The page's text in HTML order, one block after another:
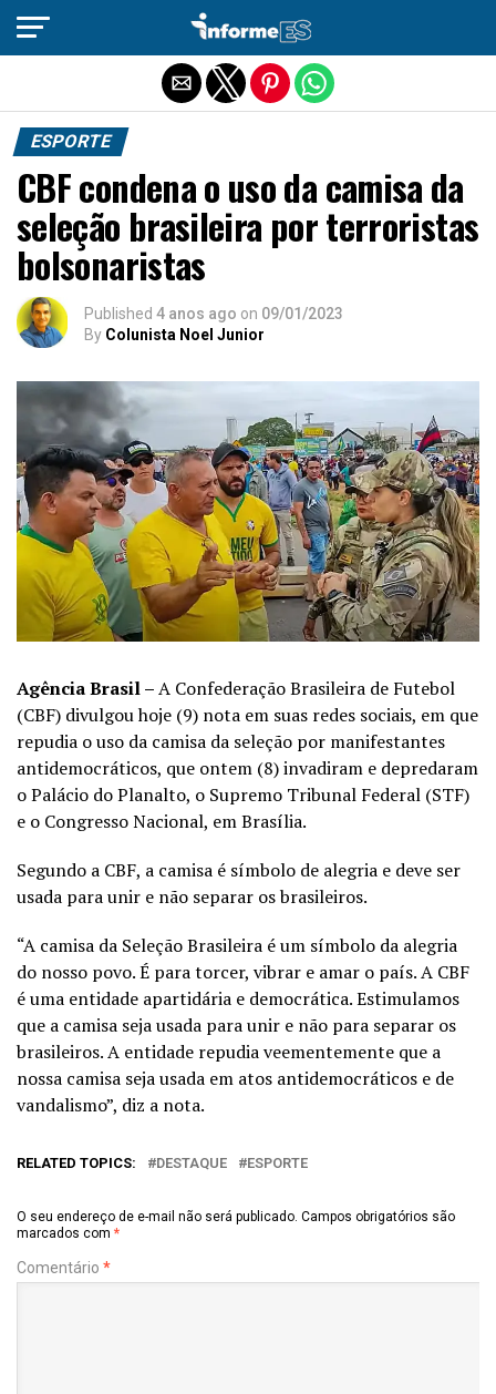
ESPORTE
CBF condena o uso da camisa da
seleção brasileira por terroristas
bolsonaristas
Published 4 anos ago on 09/01/2023
By Colunista Noel Junior
Agência Brasil –A Confederação Brasileira de Futebol
(CBF) divulgou hoje (9) nota em suas redes sociais, em que
repudia o uso da camisa da seleção por manifestantes
antidemocráticos, que ontem (8) invadiram e depredaram
o Palácio do Planalto, o Supremo Tribunal Federal (STF)
e o Congresso Nacional, em Brasília.
Segundo a CBF, a camisa é símbolo de alegria e deve ser
usada para unir e não separar os brasileiros.
“A camisa da Seleção Brasileira é um símbolo da alegria
do nosso povo. É para torcer, vibrar e amar o país. A CBF
é uma entidade apartidária e democrática. Estimulamos
que a camisa seja usada para unir e não para separar os
brasileiros. A entidade repudia veementemente que a
nossa camisa seja usada em atos antidemocráticos e de
vandalismo”, diz a nota.
RELATED TOPICS: DESTAQUE ESPORTE
O seu endereço de e-mail não será publicado. Campos obrigatórios são
marcados com *
Comentário *
Sair da versão mobile